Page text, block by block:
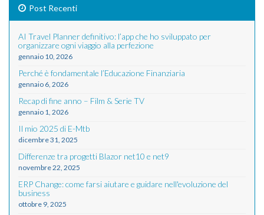
Post Recenti
AI Travel Planner definitivo: l’app che ho sviluppato per
organizzare ogni viaggio alla perfezione
gennaio 10, 2026
Perché è fondamentale l’Educazione Finanziaria
gennaio 6, 2026
Recap di fine anno – Film & Serie TV
gennaio 1, 2026
Il mio 2025 di E-Mtb
dicembre 31, 2025
Differenze tra progetti Blazor net10 e net9
novembre 22, 2025
ERP Change: come farsi aiutare e guidare nell'evoluzione del
business
ottobre 9, 2025